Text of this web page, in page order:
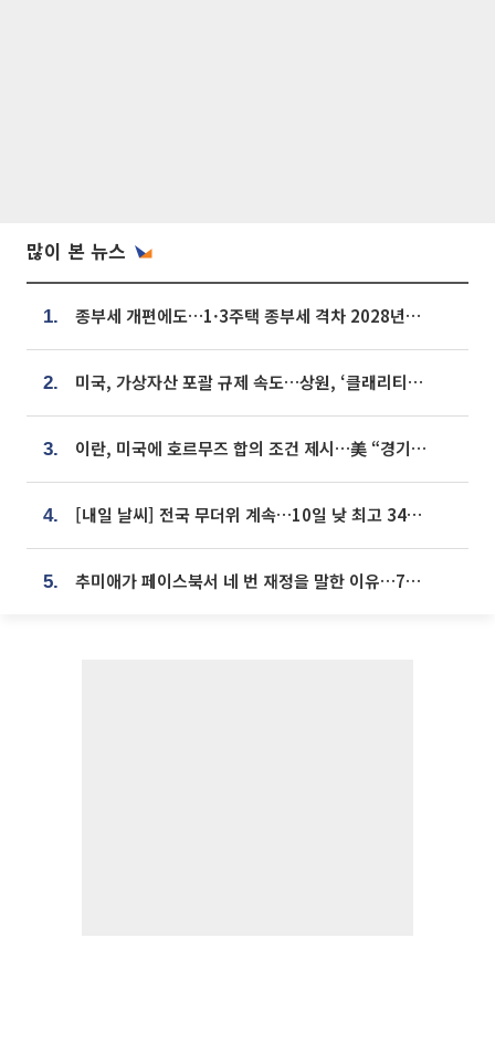
많이 본 뉴스
1. 종부세 개편에도…1·3주택 종부세 격차 2028년부터 확대
2. 미국, 가상자산 포괄 규제 속도…상원, ‘클래리티법’ 9월 절차투표 추진
3. 이란, 미국에 호르무즈 합의 조건 제시…美 “경기 아직 안 끝나” [종합]
4. [내일 날씨] 전국 무더위 계속…10일 낮 최고 34도 육박
5. 추미애가 페이스북서 네 번 재정을 말한 이유…7700억 추경 열쇠는 도의회에